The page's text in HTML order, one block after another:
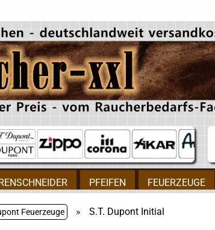
E-Mail
Passwort
Konto erstellen
Passwort
PFEIFEN FEUERZEUGE
Feuerzeuge » S.T. Dupont Initial